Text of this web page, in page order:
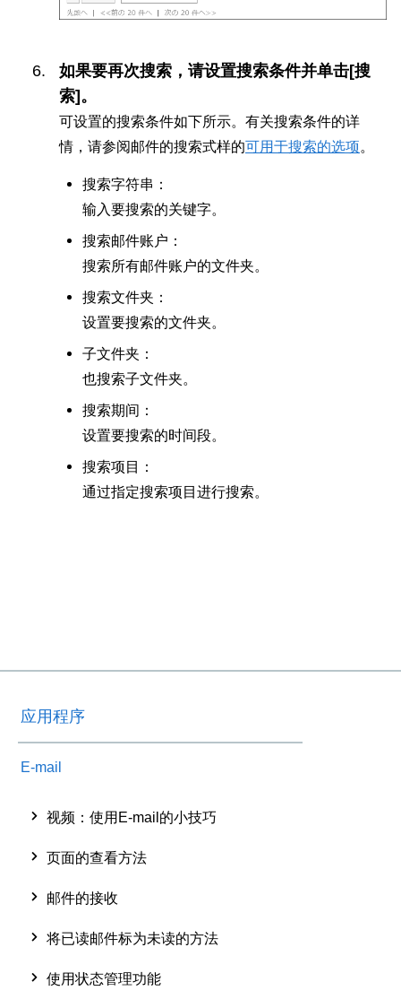
如果要再次搜索，请设置搜索条件并单击[搜
索]。
可设置的搜索条件如下所示。有关搜索条件的详
情，请参阅邮件的搜索式样的可用于搜索的选项。
搜索字符串：
输入要搜索的关键字。
搜索邮件账户：
搜索所有邮件账户的文件夹。
搜索文件夹：
设置要搜索的文件夹。
子文件夹：
也搜索子文件夹。
搜索期间：
设置要搜索的时间段。
搜索项目：
通过指定搜索项目进行搜索。
应用程序
E-mail
视频：使用E-mail的小技巧
页面的查看方法
邮件的接收
将已读邮件标为未读的方法
使用状态管理功能